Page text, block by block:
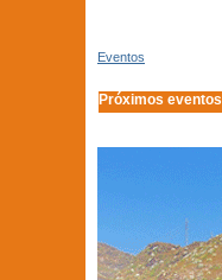
Eventos
Próximos eventos